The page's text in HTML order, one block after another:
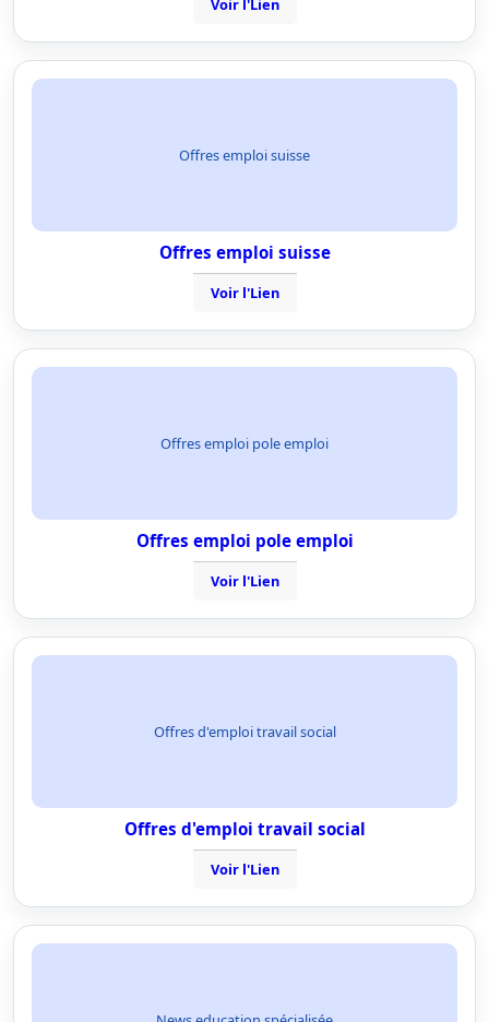
Voir l'Lien
Offres emploi suisse
Offres emploi suisse
Voir l'Lien
Offres emploi pole emploi
Offres emploi pole emploi
Voir l'Lien
Offres d'emploi travail social
Offres d'emploi travail social
Voir l'Lien